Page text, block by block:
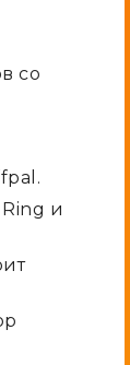
со
и